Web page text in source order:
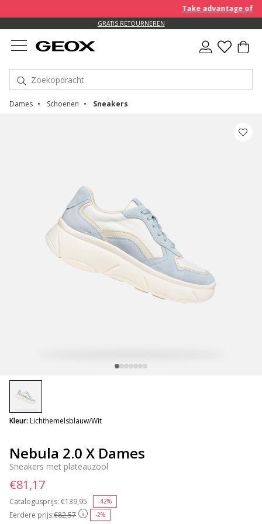
Take advantage of an
GRATIS RETOURNEREN
Dames Schoenen Sneakers
Nebula 2.0 X Dames
Sneakers met plateauzool
Eerdere prijs:€82,57 -2%
Catalogusprijs: Price reduced from
€139,95 -42%
€81,17
Kleur: Lichthemelsblauw/Wit
selected